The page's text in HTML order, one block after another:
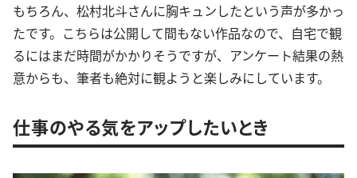
もちろん、松村北斗さんに胸キュンしたという声が多かっ
たです。こちらは公開して間もない作品なので、自宅で観
るにはまだ時間がかかりそうですが、アンケート結果の熱
意からも、筆者も絶対に観ようと楽しみにしています。
仕事のやる気をアップしたいとき